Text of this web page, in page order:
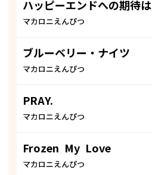
ハッピーエンドへの期待は
マカロニえんぴつ
ブルーベリー・ナイツ
マカロニえんぴつ
PRAY.
マカロニえんぴつ
Frozen My Love
マカロニえんぴつ